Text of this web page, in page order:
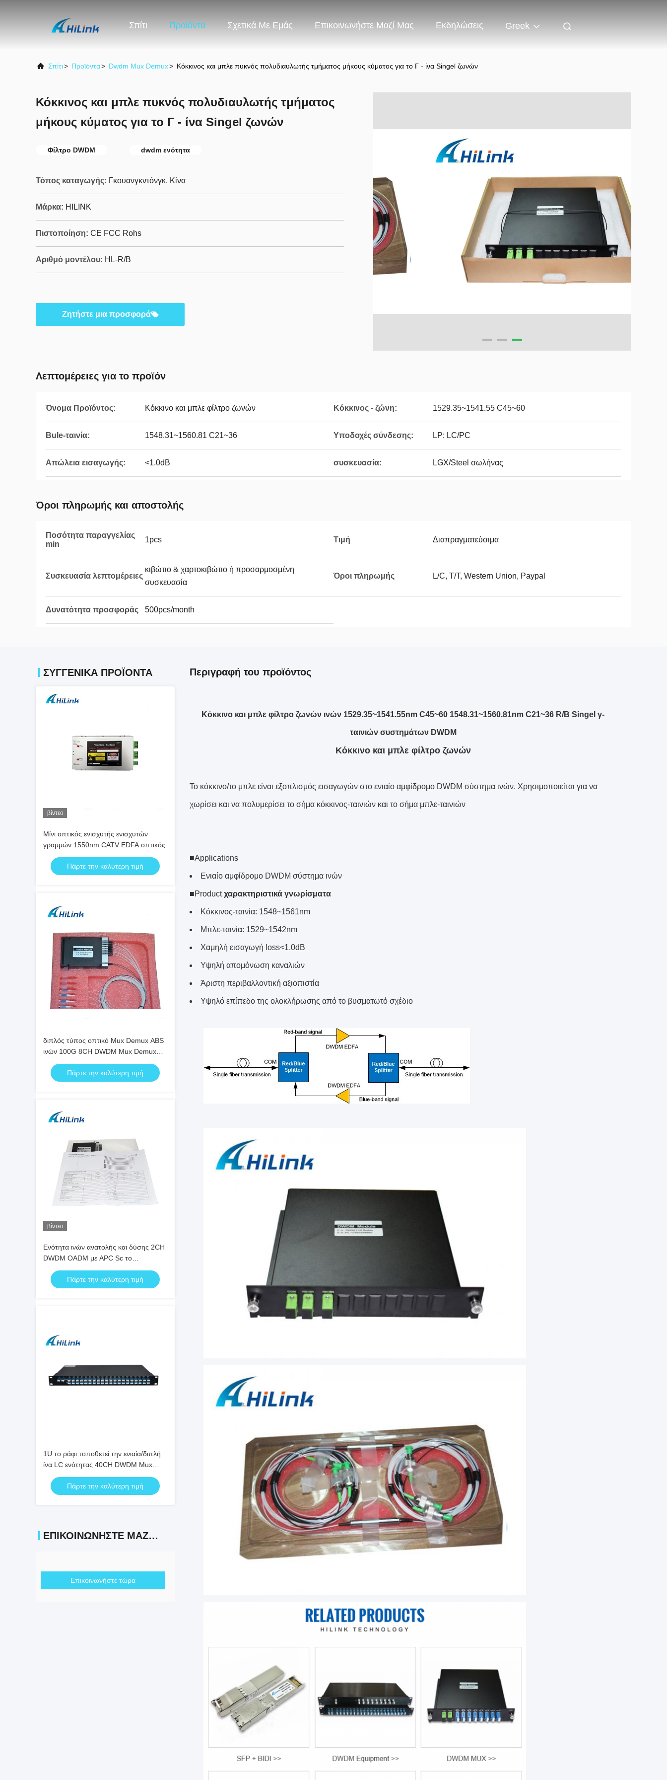
Σπίτι Προϊόντα Σχετικά Με Εμάς Επικοινωνήστε Μαζί Μας Εκδηλώσεις Greek
Σπίτι> Προϊόντα> Dwdm Mux Demux> Κόκκινος και μπλε πυκνός πολυδιαυλωτής τμήματος μήκους κύματος για το Γ - ίνα Singel ζωνών
Κόκκινος και μπλε πυκνός πολυδιαυλωτής τμήματος
μήκους κύματος για το Γ - ίνα Singel ζωνών
Φίλτρο DWDM dwdm ενότητα
Τόπος καταγωγής: Γκουανγκντόνγκ, Κίνα
Μάρκα: HILINK
Πιστοποίηση: CE FCC Rohs
Αριθμό μοντέλου: HL-R/B
Ζητήστε μια προσφορά
Λεπτομέρειες για το προϊόν
Όνομα Προϊόντος: Κόκκινο και μπλε φίλτρο ζωνών Κόκκινος - ζώνη: 1529.35~1541.55 C45~60
Bule-ταινία: 1548.31~1560.81 C21~36 Υποδοχές σύνδεσης: LP: LC/PC
Απώλεια εισαγωγής: <1.0dB συσκευασία: LGX/Steel σωλήνας
Όροι πληρωμής και αποστολής
Ποσότητα παραγγελίας
min
1pcs Τιμή Διαπραγματεύσιμα
Συσκευασία λεπτομέρειες
κιβώτιο & χαρτοκιβώτιο ή προσαρμοσμένη
συσκευασία
Όροι πληρωμής L/C, T/T, Western Union, Paypal
Δυνατότητα προσφοράς 500pcs/month
ΣΥΓΓΕΝΙΚΆ ΠΡΟΪΌΝΤΑ
βίντεο
Μίνι οπτικός ενισχυτής ενισχυτών
γραμμών 1550nm CATV EDFA οπτικός
Πάρτε την καλύτερη τιμή
διπλός τύπος οπτικό Mux Demux ABS
ινών 100G 8CH DWDM Mux Demux
CH16-CH23
Πάρτε την καλύτερη τιμή
βίντεο
Ενότητα ινών ανατολής και δύσης 2CH
DWDM OADM με APC Sc το
συνδετήρα
Πάρτε την καλύτερη τιμή
1U το ράφι τοποθετεί την ενιαία/διπλή
ίνα LC ενότητας 40CH DWDM Mux
Demux/το συνδετήρα UPC
Πάρτε την καλύτερη τιμή
ΕΠΙΚΟΙΝΩΝΉΣΤΕ ΜΑΖΊ ΜΑΣ
Επικοινωνήστε τώρα
Περιγραφή του προϊόντος
Κόκκινο και μπλε φίλτρο ζωνών ινών 1529.35~1541.55nm C45~60 1548.31~1560.81nm C21~36 R/B Singel γ-
ταινιών συστημάτων DWDM
Κόκκινο και μπλε φίλτρο ζωνών
Το κόκκινο/το μπλε είναι εξοπλισμός εισαγωγών στο ενιαίο αμφίδρομο DWDM σύστημα ινών. Χρησιμοποιείται για να
χωρίσει και να πολυμερίσει το σήμα κόκκινος-ταινιών και το σήμα μπλε-ταινιών
■Applications
Ενιαίο αμφίδρομο DWDM σύστημα ινών
■Productχαρακτηριστικά γνωρίσματα
Κόκκινος-ταινία: 1548~1561nm
Μπλε-ταινία: 1529~1542nm
Χαμηλή εισαγωγή loss<1.0dB
Υψηλή απομόνωση καναλιών
Άριστη περιβαλλοντική αξιοπιστία
Υψηλό επίπεδο της ολοκλήρωσης από το βυσματωτό σχέδιο